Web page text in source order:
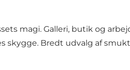
magi. Galleri, butik og
skygge. Bredt udvalg af